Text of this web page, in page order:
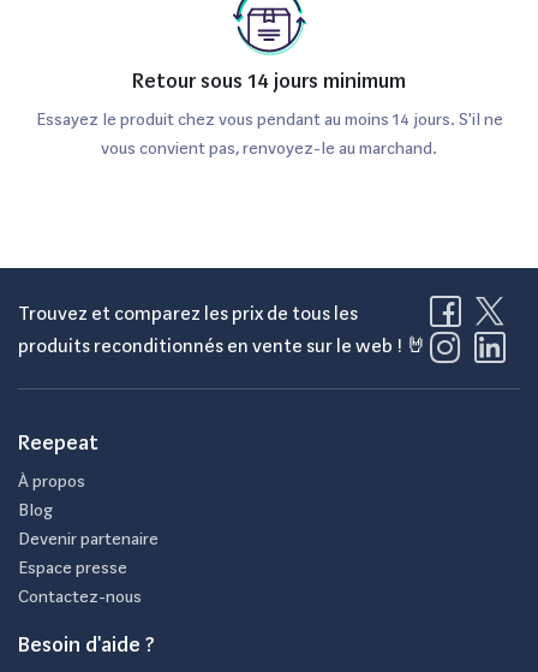
Retour sous 14 jours minimum
Essayez le produit chez vous pendant au moins 14 jours. S'il ne
vous convient pas, renvoyez-le au marchand.
Trouvez et comparez les prix de tous les
produits reconditionnés en vente sur le web ! 🤘
Reepeat
À propos
Blog
Devenir partenaire
Espace presse
Contactez-nous
Besoin d'aide ?